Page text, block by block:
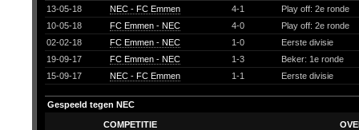
13-05-18
NEC - FC Emmen 4-1
Play off: 2e ronde
10-05-18
FC Emmen - NEC 4-0
Play off: 2e ronde
02-02-18
FC Emmen - NEC 1-0
Eerste divisie
19-09-17
FC Emmen - NEC 1-3
Beker: 1e ronde
15-09-17
NEC - FC Emmen 1-1 Eerste divisie
Gespeeld tegen NEC
COMPETITIE